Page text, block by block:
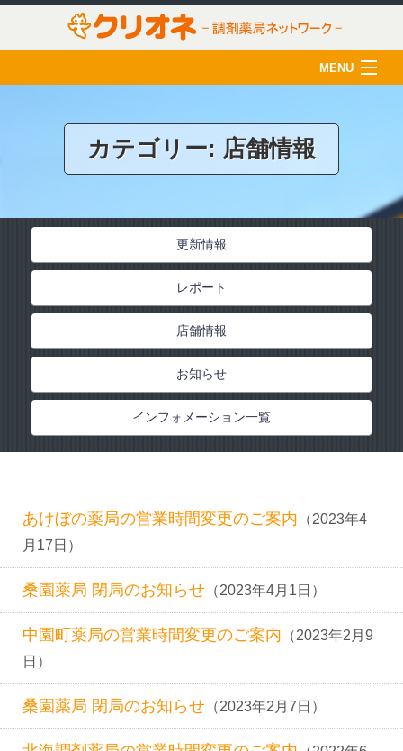
MENU
クリオネについて
店舗一覧
薬剤師の育成
インフォメーション
カテゴリー: 店舗情報
更新情報
レポート
店舗情報
お知らせ
インフォメーション一覧
あけぼの薬局の営業時間変更のご案内 （2023年4
月17日）
桑園薬局 閉局のお知らせ （2023年4月1日）
中園町薬局の営業時間変更のご案内 （2023年2月9
日）
桑園薬局 閉局のお知らせ （2023年2月7日）